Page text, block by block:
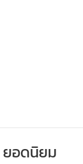
ยอดนิยม